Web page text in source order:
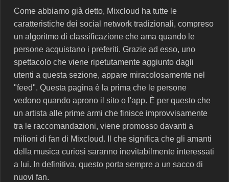
Come abbiamo già detto, Mixcloud ha tutte le
caratteristiche dei social network tradizionali, compreso
un algoritmo di classificazione che ama quando le
persone acquistano i preferiti. Grazie ad esso, uno
spettacolo che viene ripetutamente aggiunto dagli
utenti a questa sezione, appare miracolosamente nel
"feed". Questa pagina è la prima che le persone
vedono quando aprono il sito o l'app. È per questo che
un artista alle prime armi che finisce improvvisamente
tra le raccomandazioni, viene promosso davanti a
milioni di fan di Mixcloud. Il che significa che gli amanti
della musica curiosi saranno inevitabilmente interessati
a lui. In definitiva, questo porta sempre a un sacco di
nuovi fan.